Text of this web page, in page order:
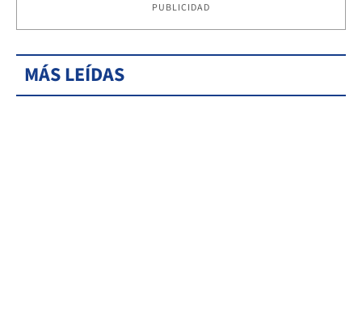
PUBLICIDAD
MÁS LEÍDAS